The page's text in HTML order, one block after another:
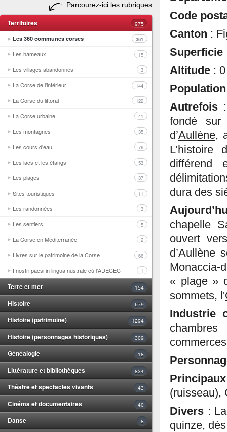
Parcourez-ici les rubriques
Territoires
975
Les 360 communes corses
361
Les hameaux 15
Les villages abandonnés 3
La Corse de l'intérieur 144
La Corse du littoral 122
La Corse urbaine 41
Les montagnes 35
Les cours d'eau 76
Les lacs et les étangs 53
Les plages 37
Sites touristiques 11
Les randonnées 3
Les sentiers 5
La Corse en Méditerranée 2
Livres sur le patrimoine de la Corse 66
I nostri paesi in lingua nustrale cù l'ADECEC 1
Terre et mer 154
Histoire 679
Histoire (patrimoine) 1294
Histoire (personnages historiques) 309
Généalogie 18
Littérature et bibliothèques 834
Théâtre et spectacles vivants 43
Cinéma et documentaires 40
Danse 8
Code
Canton :
Superficie
Altitude :
Autrefois
fondé sur
d’Aullène,
L’histoire
différend
dura des
chapelle
ouvert
d’Aullène
« plage »
sommets, l'
Industrie
(ruisseau),
Divers :
quinze,